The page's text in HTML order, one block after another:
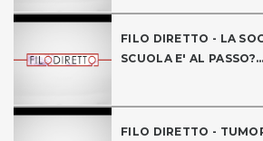
FILO DIRETTO - LA
SCUOLA E' AL PASSO?...
FILO DIRETTO -